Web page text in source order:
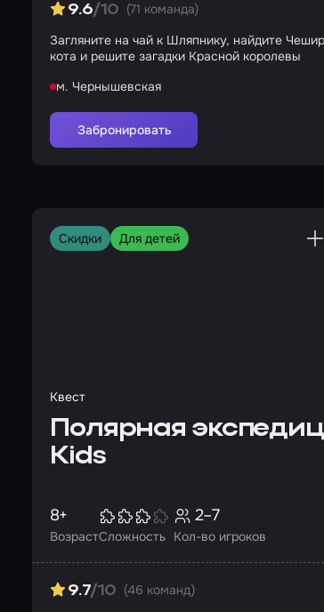
9.6/10 (71 команда)
Загляните на чай к Шляпнику, найдите
кота и решите загадки Красной королевы
м. Чернышевская
Забронировать
Скидки Для детей
Квест
Полярная
Kids
Возраст
8+
Сложность Кол-во игроков
2–7
9.7/10 (46 команд)